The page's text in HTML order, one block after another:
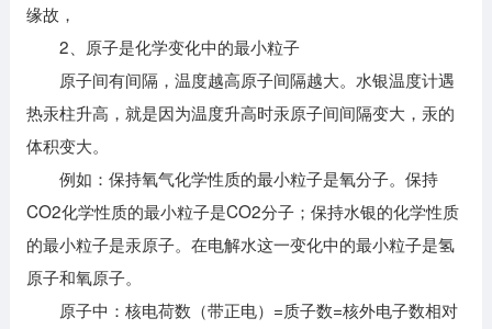
缘故，
2、原子是化学变化中的最小粒子
原子间有间隔，温度越高原子间隔越大。水银温度计遇
热汞柱升高，就是因为温度升高时汞原子间间隔变大，汞的
体积变大。
例如：保持氧气化学性质的最小粒子是氧分子。保持
CO2化学性质的最小粒子是CO2分子；保持水银的化学性质
的最小粒子是汞原子。在电解水这一变化中的最小粒子是氢
原子和氧原子。
原子中：核电荷数（带正电）=质子数=核外电子数相对